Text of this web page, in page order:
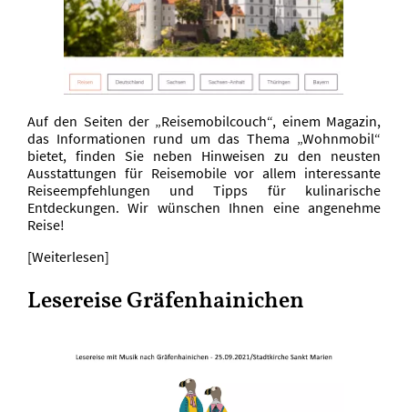
Auf den Seiten der „Reisemobilcouch“, einem Magazin,
das Informationen rund um das Thema „Wohnmobil“
bietet, finden Sie neben Hinweisen zu den neusten
Ausstattungen für Reisemobile vor allem interessante
Reiseempfehlungen und Tipps für kulinarische
Entdeckungen. Wir wünschen Ihnen eine angenehme
Reise!
[Weiterlesen]
Lesereise Gräfenhainichen